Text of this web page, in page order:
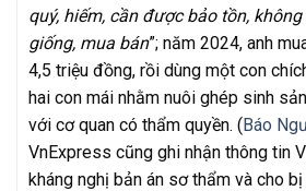
quý, hiếm, cần được bảo tồn,
giống, mua bán”; năm 2024, anh
4,5 triệu đồng, rồi dùng một con
hai con mái nhằm nuôi ghép sinh
với cơ quan có thẩm quyền. (Báo
VnExpress cũng ghi nhận thông tin
kháng nghị bản án sơ thẩm và cho